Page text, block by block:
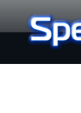
al
contenido